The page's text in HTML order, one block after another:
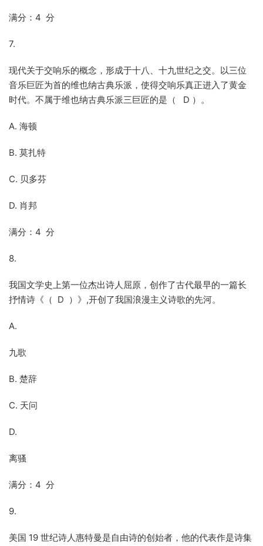
满分：4 分
7.
现代关于交响乐的概念，形成于十八、十九世纪之交。以三位
音乐巨匠为首的维也纳古典乐派，使得交响乐真正进入了黄金
时代。不属于维也纳古典乐派三巨匠的是（ D ）。
A. 海顿
B. 莫扎特
C. 贝多芬
D. 肖邦
满分：4 分
8.
我国文学史上第一位杰出诗人屈原，创作了古代最早的一篇长
抒情诗《（ D ）》,开创了我国浪漫主义诗歌的先河。
A.
九歌
B. 楚辞
C. 天问
D.
离骚
满分：4 分
9.
美国 19 世纪诗人惠特曼是自由诗的创始者，他的代表作是诗集